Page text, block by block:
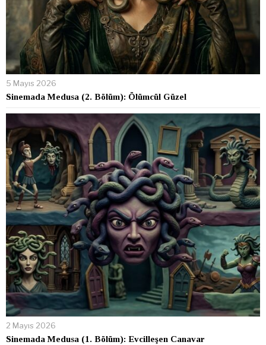
5 Mayıs 2026
Sinemada Medusa (2. Bölüm): Ölümcül Güzel
2 Mayıs 2026
Sinemada Medusa (1. Bölüm): Evcilleşen Canavar